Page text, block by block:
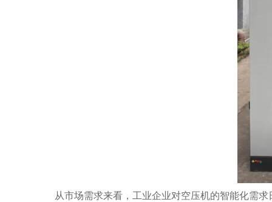
从市场需求来看，工业企业对空压机的智能化需